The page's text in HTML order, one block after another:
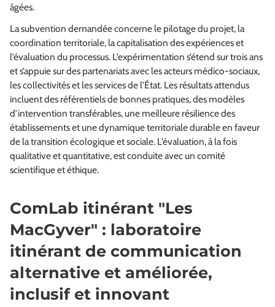
âgées.
La subvention demandée concerne le pilotage du projet, la
coordination territoriale, la capitalisation des expériences et
l’évaluation du processus. L’expérimentation s’étend sur trois ans
et s’appuie sur des partenariats avec les acteurs médico-sociaux,
les collectivités et les services de l’État. Les résultats attendus
incluent des référentiels de bonnes pratiques, des modèles
d’intervention transférables, une meilleure résilience des
établissements et une dynamique territoriale durable en faveur
de la transition écologique et sociale. L’évaluation, à la fois
qualitative et quantitative, est conduite avec un comité
scientifique et éthique.
ComLab itinérant "Les
MacGyver" : laboratoire
itinérant de communication
alternative et améliorée,
inclusif et innovant